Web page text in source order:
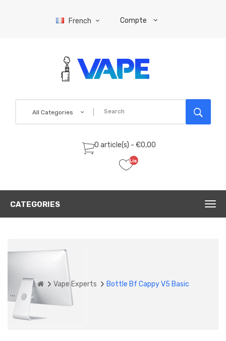
French Compte
All Categories
0 article(s) - €0,00
Liste
(0)
CATEGORIES
Vape Experts Bottle Bf Cappy V5 Basic